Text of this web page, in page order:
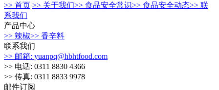
>> 首页 >> 关于我们>> 食品安全常识>> 食品安全动态>> 联
系我们
产品中心
>> 辣椒>> 香辛料
联系我们
>> 邮箱: yuanpq@hbhtfood.com
>> 电话: 0311 8830 4366
>> 传真: 0311 8833 9978
邮件订阅